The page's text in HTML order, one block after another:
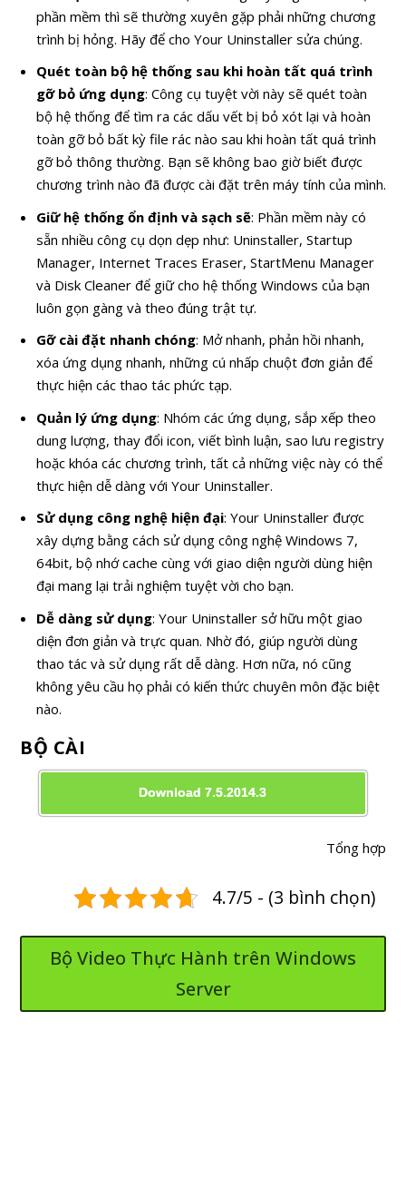
phần mềm thì sẽ thường xuyên gặp phải những chương
trình bị hỏng. Hãy để cho Your Uninstaller sửa chúng.
Quét toàn bộ hệ thống sau khi hoàn tất quá trình
gỡ bỏ ứng dụng: Công cụ tuyệt vời này sẽ quét toàn
bộ hệ thống để tìm ra các dấu vết bị bỏ xót lại và hoàn
toàn gỡ bỏ bất kỳ file rác nào sau khi hoàn tất quá trình
gỡ bỏ thông thường. Bạn sẽ không bao giờ biết được
chương trình nào đã được cài đặt trên máy tính của mình.
Giữ hệ thống ổn định và sạch sẽ: Phần mềm này có
sẵn nhiều công cụ dọn dẹp như: Uninstaller, Startup
Manager, Internet Traces Eraser, StartMenu Manager
và Disk Cleaner để giữ cho hệ thống Windows của bạn
luôn gọn gàng và theo đúng trật tự.
Gỡ cài đặt nhanh chóng: Mở nhanh, phản hồi nhanh,
xóa ứng dụng nhanh, những cú nhấp chuột đơn giản để
thực hiện các thao tác phức tạp.
Quản lý ứng dụng: Nhóm các ứng dụng, sắp xếp theo
dung lượng, thay đổi icon, viết bình luận, sao lưu registry
hoặc khóa các chương trình, tất cả những việc này có thể
thực hiện dễ dàng với Your Uninstaller.
Sử dụng công nghệ hiện đại: Your Uninstaller được
xây dựng bằng cách sử dụng công nghệ Windows 7,
64bit, bộ nhớ cache cùng với giao diện người dùng hiện
đại mang lại trải nghiệm tuyệt vời cho bạn.
Dễ dàng sử dụng: Your Uninstaller sở hữu một giao
diện đơn giản và trực quan. Nhờ đó, giúp người dùng
thao tác và sử dụng rất dễ dàng. Hơn nữa, nó cũng
không yêu cầu họ phải có kiến thức chuyên môn đặc biệt
nào.
BỘ CÀI
Download 7.5.2014.3
Tổng hợp
4.7/5 - (3 bình chọn)
Bộ Video Thực Hành trên Windows
Server